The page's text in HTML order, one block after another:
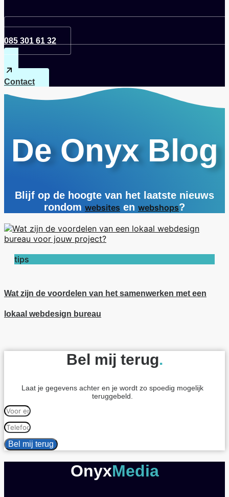
085 301 61 32
Contact
De Onyx Blog
Blijf op de hoogte van het laatste nieuws
rondom websites en webshops?
tips
Wat zijn de voordelen van het samenwerken met een
lokaal webdesign bureau
Bel mij terug.
Laat je gegevens achter en je wordt zo spoedig mogelijk
teruggebeld.
Bel mij terug
OnyxMedia